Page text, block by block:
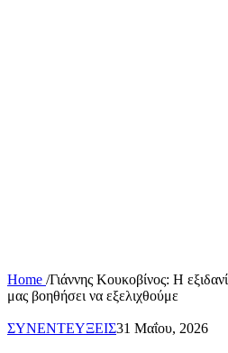
Home /Γιάννης Κουκοβίνος: Η
μας βοηθήσει να εξελιχθούμε
ΣΥΝΕΝΤΕΥΞΕΙΣ31 Μαΐου, 2026